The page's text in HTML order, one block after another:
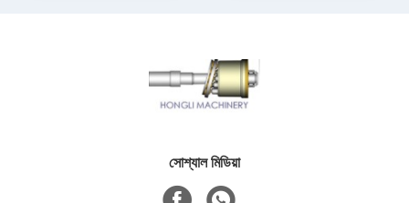
সোশ্যাল মিডিয়া